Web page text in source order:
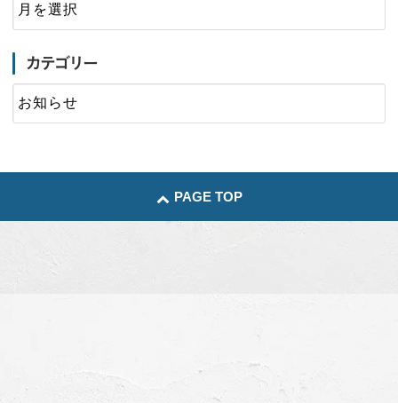
カテゴリー
PAGE TOP